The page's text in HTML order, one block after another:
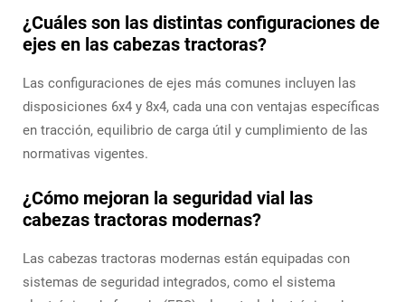
¿Cuáles son las distintas configuraciones de
ejes en las cabezas tractoras?
Las configuraciones de ejes más comunes incluyen las
disposiciones 6x4 y 8x4, cada una con ventajas específicas
en tracción, equilibrio de carga útil y cumplimiento de las
normativas vigentes.
¿Cómo mejoran la seguridad vial las
cabezas tractoras modernas?
Las cabezas tractoras modernas están equipadas con
sistemas de seguridad integrados, como el sistema